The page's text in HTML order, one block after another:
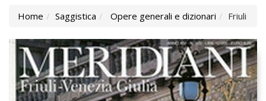
Home Saggistica Opere generali e dizionari Friuli